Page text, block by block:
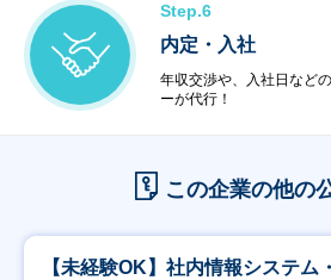
Step.6
内定・入社
年収交渉や、入社日など
ーが代行！
この企業の他の
【未経験OK】社内情報システム